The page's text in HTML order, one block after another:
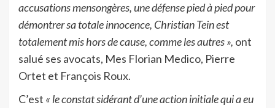
accusations mensongères, une défense pied à pied pour
démontrer sa totale innocence, Christian Tein est
totalement mis hors de cause, comme les autres », ont
salué ses avocats, Mes Florian Medico, Pierre
Ortet et François Roux.
C’est « le constat sidérant d’une action initiale qui a eu